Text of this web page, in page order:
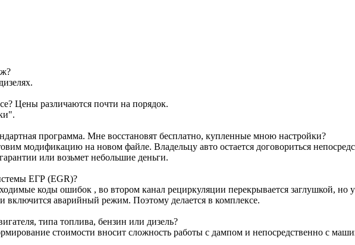
Цены различаются почти на порядок.
программа. Мне восстановят бесплатно, купленные мною настройки?
модификацию на новом файле. Владельцу авто остается договориться
или возьмет небольшие деньги.
ЕГР (EGR)?
коды ошибок , во втором канал рециркуляции перекрывается заглушкой, но
включится аварийный режим. Поэтому делается в комплексе.
типа топлива, бензин или дизель?
стоимости вносит сложность работы с дампом и непосредственно с